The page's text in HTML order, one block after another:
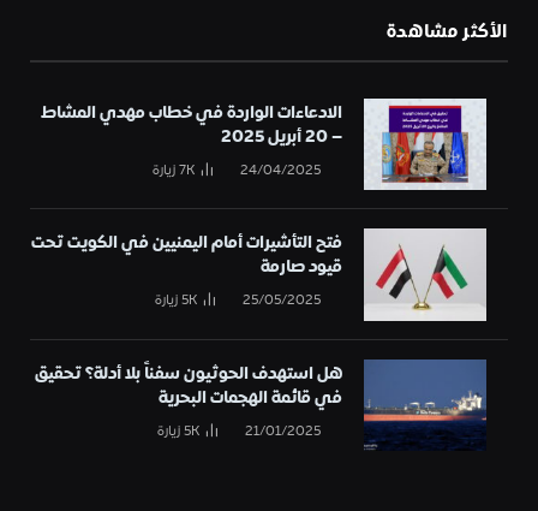
الأكثر مشاهدة
الادعاءات الواردة في خطاب مهدي المشاط
– 20 أبريل 2025
24/04/2025
7Kزيارة
فتح التأشيرات أمام اليمنيين في الكويت تحت
قيود صارمة
25/05/2025
5Kزيارة
هل استهدف الحوثيون سفناً بلا أدلة؟ تحقيق
في قائمة الهجمات البحرية
21/01/2025
5Kزيارة